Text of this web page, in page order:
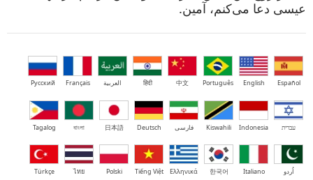
عیسی دعا می‌کنم، آمین.
Español
English
Português
中文
हिंदी العربية Français
Русский
עברית Indonesia
Kiswahili فارسی Deutsch
日本語
বাংলা
Tagalog
اُردو Italiano
한국어
Ελληνικά
Tiếng Việt
Polski
ไทย
Türkçe